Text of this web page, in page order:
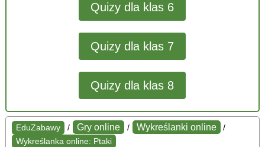
Quizy dla klas 6
Quizy dla klas 7
Quizy dla klas 8
EduZabawy / Gry online / Wykreślanki online
/
Wykreślanka online: Ptaki